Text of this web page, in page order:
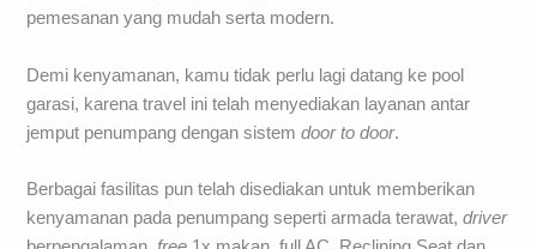
pemesanan yang mudah serta modern.
Demi kenyamanan, kamu tidak perlu lagi datang ke pool
garasi, karena travel ini telah menyediakan layanan antar
jemput penumpang dengan sistemdoorto door.
Berbagai fasilitas pun telah disediakan untuk memberikan
kenyamanan pada penumpang seperti armada terawat,driver